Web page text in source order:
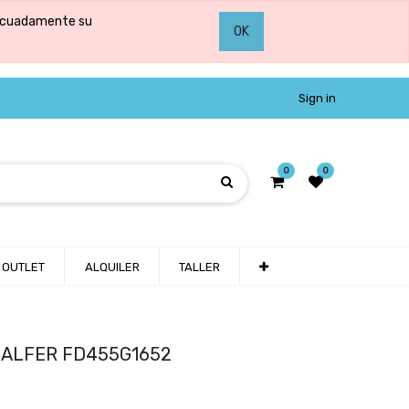
su
OK
Sign in
0 0
OUTLET ALQUILER TALLER
FD455G1652